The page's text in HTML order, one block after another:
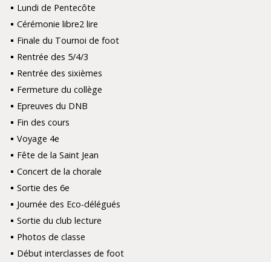
Lundi de Pentecôte
Cérémonie libre2 lire
Finale du Tournoi de foot
Rentrée des 5/4/3
Rentrée des sixièmes
Fermeture du collège
Epreuves du DNB
Fin des cours
Voyage 4e
Fête de la Saint Jean
Concert de la chorale
Sortie des 6e
Journée des Eco-délégués
Sortie du club lecture
Photos de classe
Début interclasses de foot